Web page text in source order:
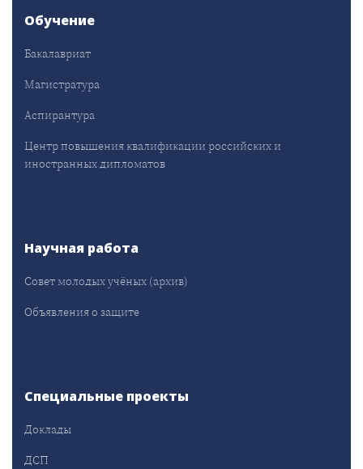
Обучение
Бакалавриат
Магистратура
Аспирантура
Центр повышения квалификации российских и
иностранных дипломатов
Научная работа
Совет молодых учёных (архив)
Объявления о защите
Специальные проекты
Доклады
ДСП